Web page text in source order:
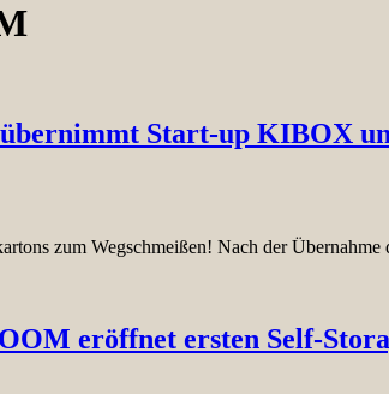
Start-up KIBOX
zum Wegschmeißen! Nach der
eröffnet ersten Self-